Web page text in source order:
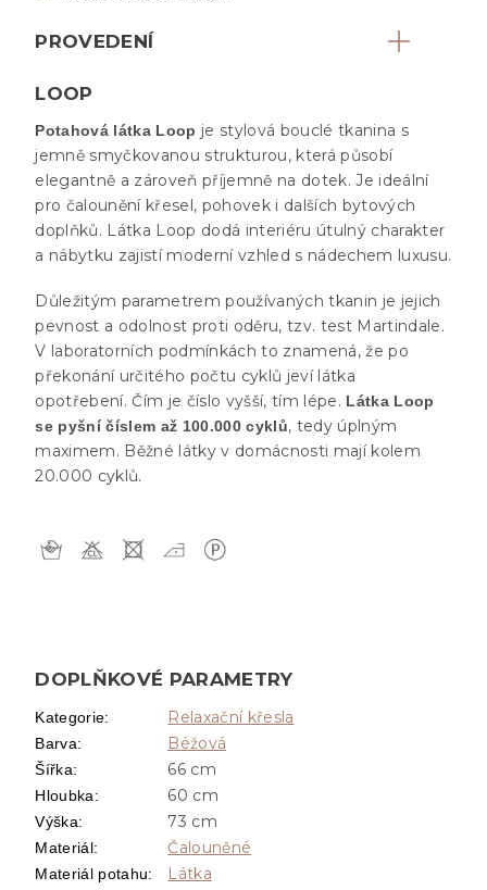
PROVEDENÍ
LOOP
Potahová látka Loop je stylová bouclé tkanina s
jemně smyčkovanou strukturou, která působí
elegantně a zároveň příjemně na dotek. Je ideální
pro čalounění křesel, pohovek i dalších bytových
doplňků. Látka Loop dodá interiéru útulný charakter
a nábytku zajistí moderní vzhled s nádechem luxusu.
Důležitým parametrem používaných tkanin je jejich
pevnost a odolnost proti oděru, tzv. test Martindale.
V laboratorních podmínkách to znamená, že po
překonání určitého počtu cyklů jeví látka
opotřebení. Čím je číslo vyšší, tím lépe. Látka Loop
se pyšní číslem až 100.000 cyklů, tedy úplným
maximem. Běžné látky v domácnosti mají kolem
20.000 cyklů.
DOPLŇKOVÉ PARAMETRY
Kategorie: Relaxační křesla
Barva: Béžová
Šířka: 66 cm
Hloubka: 60 cm
Výška: 73 cm
Materiál: Čalouněné
Materiál potahu:
Látka